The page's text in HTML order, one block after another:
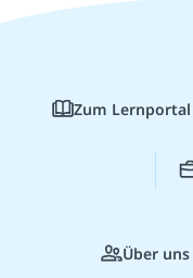
Zum Lernportal
Über uns